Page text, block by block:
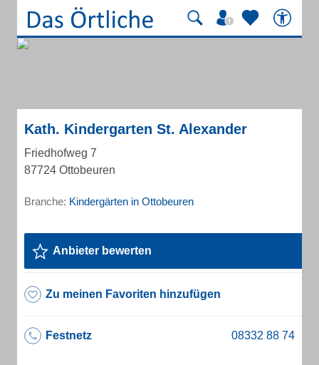
Kath. Kindergarten St. Alexander
Friedhofweg 7
87724 Ottobeuren
Branche: Kindergärten in Ottobeuren
Anbieter bewerten
Zu meinen Favoriten hinzufügen
Festnetz